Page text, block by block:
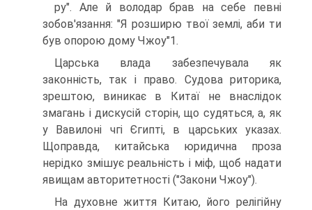
ру". Але й володар брав на себе певні
зобов'язання: "Я розширю твої землі, аби ти
був опорою дому Чжоу"1.
Царська влада забезпечувала як
законність, так і право. Судова риторика,
зрештою, виникає в Китаї не внаслідок
змагань і дискусій сторін, що судяться, а, як
у Вавилоні чгі Єгипті, в царських указах.
Щоправда, китайська юридична проза
нерідко змішує реальність і міф, щоб надати
явищам авторитетності ("Закони Чжоу").
На духовне життя Китаю, його релігійну